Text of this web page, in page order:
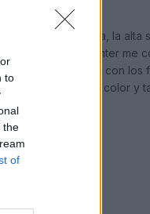
to
the
of
al poner la alta, la alta
En Audi Center me
hay nada malo con los
ese cambio de color y